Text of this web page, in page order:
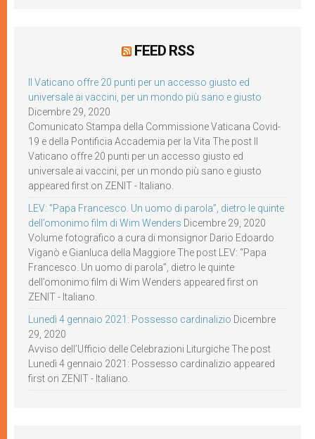
FEED RSS
Il Vaticano offre 20 punti per un accesso giusto ed
universale ai vaccini, per un mondo più sano e giusto
Dicembre 29, 2020
Comunicato Stampa della Commissione Vaticana Covid-
19 e della Pontificia Accademia per la Vita The post Il
Vaticano offre 20 punti per un accesso giusto ed
universale ai vaccini, per un mondo più sano e giusto
appeared first on ZENIT - Italiano.
LEV: “Papa Francesco. Un uomo di parola”, dietro le quinte
dell’omonimo film di Wim Wenders Dicembre 29, 2020
Volume fotografico a cura di monsignor Dario Edoardo
Viganò e Gianluca della Maggiore The post LEV: “Papa
Francesco. Un uomo di parola”, dietro le quinte
dell’omonimo film di Wim Wenders appeared first on
ZENIT - Italiano.
Lunedì 4 gennaio 2021: Possesso cardinalizio Dicembre
29, 2020
Avviso dell’Ufficio delle Celebrazioni Liturgiche The post
Lunedì 4 gennaio 2021: Possesso cardinalizio appeared
first on ZENIT - Italiano.